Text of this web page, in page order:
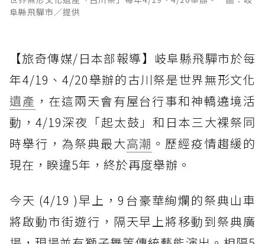
阜縣飛驒市／提供
【旅奇傳媒/日本部報導】岐阜縣飛驒市於每
年4/19、4/20舉辦的古川祭是世界無形文化
遺產 ，在這兩天會有屋台行事和神轎遶境活
動，4/19深夜「起太鼓」和日本三大裸祭同
時舉行，為祭典最大高潮 。歷經疫情趨緩的
現在，睽違5年，終於再度舉辦。
今天 (4/19 )早上，9台豪華絢爛的祭典山車
將啟動市街遊行，隔天早上將移動到祭典廣